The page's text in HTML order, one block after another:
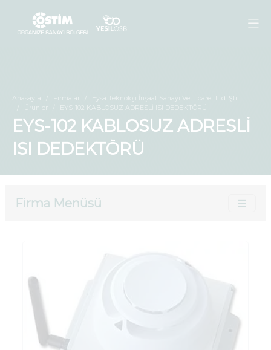
Anasayfa Firmalar
Eysa Teknoloji İnşaat Sanayi Ve Ticaret Ltd. Şti.
Ürünler
EYS-102 KABLOSUZ ADRESLİ ISI DEDEKTÖRÜ
EYS-102 KABLOSUZ ADRESLİ
ISI DEDEKTÖRÜ
Firma Menüsü